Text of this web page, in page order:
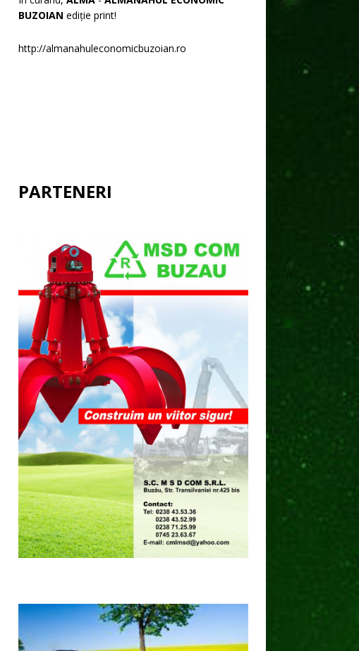
BUZOIAN ediție print!
http://almanahuleconomicbuzoian.ro
PARTENERI